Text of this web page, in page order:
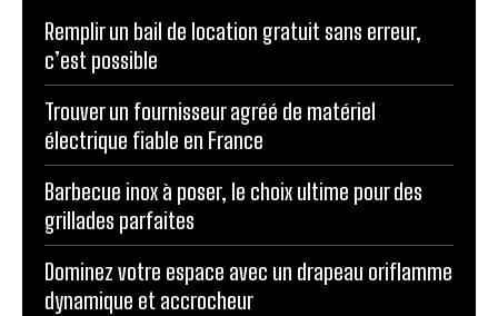
Remplir un bail de location gratuit sans erreur,
c’est possible
Trouver un fournisseur agréé de matériel
électrique fiable en France
Barbecue inox à poser, le choix ultime pour des
grillades parfaites
Dominez votre espace avec un drapeau oriflamme
dynamique et accrocheur